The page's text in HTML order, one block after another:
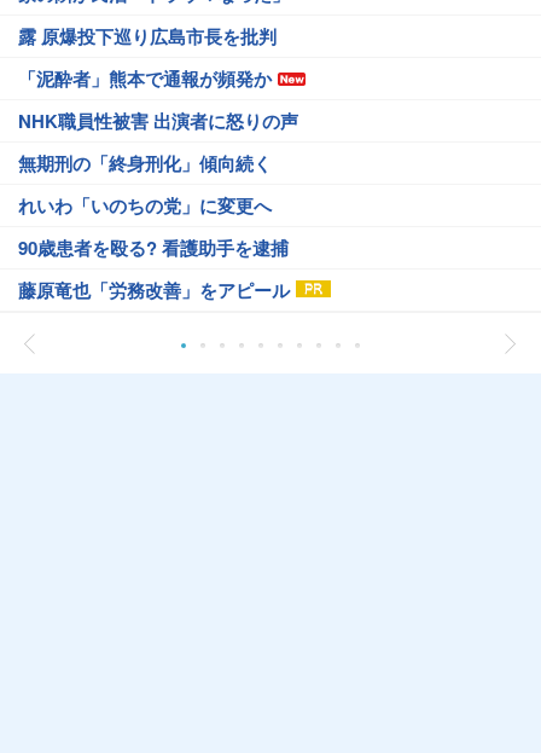
露 原爆投下巡り広島市長を批判
「泥酔者」熊本で通報が頻発か
NHK職員性被害 出演者に怒りの声
無期刑の「終身刑化」傾向続く
れいわ「いのちの党」に変更へ
90歳患者を殴る? 看護助手を逮捕
藤原竜也「労務改善」をアピール